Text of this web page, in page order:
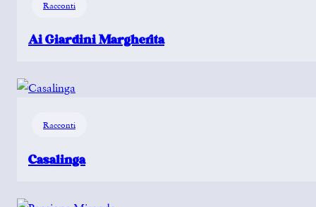
Racconti
Ai Giardini Margherita
Racconti
Casalinga